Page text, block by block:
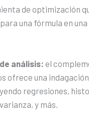
de optimización
una fórmula en
análisis: el
ofrece una
regresiones,
y más.